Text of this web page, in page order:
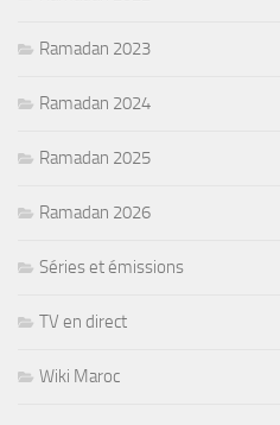
Ramadan 2023
Ramadan 2024
Ramadan 2025
Ramadan 2026
Séries et émissions
TV en direct
Wiki Maroc